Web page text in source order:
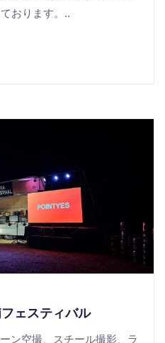
おります。..
ェスティバル
ン空撮、スチール撮影、ラ